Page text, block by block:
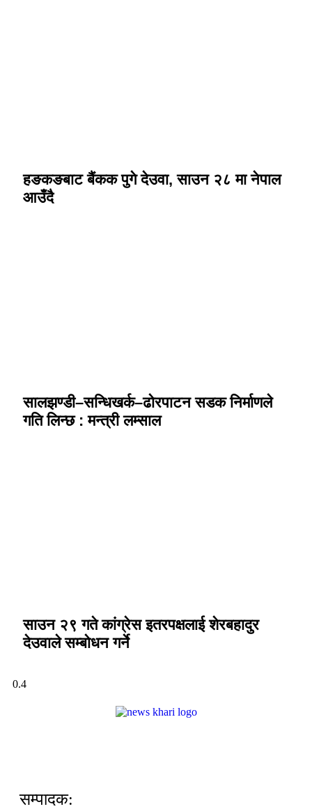
हङकङबाट बैंकक पुगे देउवा, साउन २८ मा नेपाल
आउँदै
सालझण्डी–सन्धिखर्क–ढोरपाटन सडक निर्माणले
गति लिन्छ : मन्त्री लम्साल
साउन २९ गते कांग्रेस इतरपक्षलाई शेरबहादुर
देउवाले सम्बोधन गर्ने
सम्पादक: